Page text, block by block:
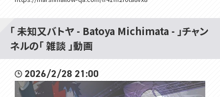
イラスト：ナナキ様
https://x.com/MKMK_915
BOOTHにて1stシングル「Take My Go Sound!!!」発売中！
▼OP/ED
Take My Go Sound!!! feat.小春六花
https://youtu.be/GwZAH4YE1QY
「 未知又バトヤ - Batoya Michimata - 」チャン
ネルの「 雑談 」動画
2026/2/28 21:00